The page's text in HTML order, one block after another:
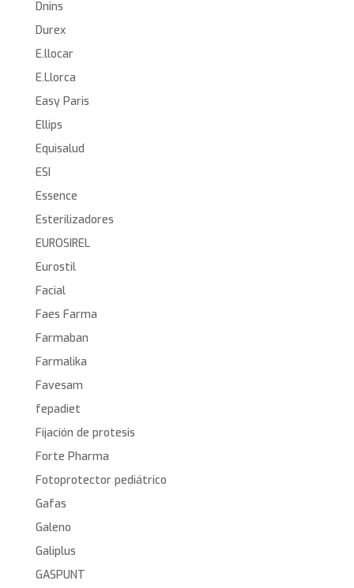
Dnins
Durex
E.llocar
E.Llorca
Easy Paris
Ellips
Equisalud
ESI
Essence
Esterilizadores
EUROSIREL
Eurostil
Facial
Faes Farma
Farmaban
Farmalika
Favesam
fepadiet
Fijación de protesis
Forte Pharma
Fotoprotector pediátrico
Gafas
Galeno
Galiplus
GASPUNT